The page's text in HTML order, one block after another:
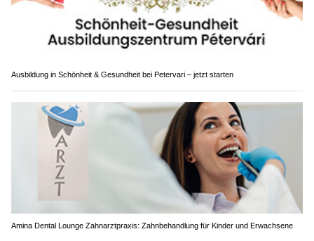
Ausbildung in Schönheit & Gesundheit bei Petervari – jetzt starten
Amina Dental Lounge Zahnarztpraxis: Zahnbehandlung für Kinder und Erwachsene